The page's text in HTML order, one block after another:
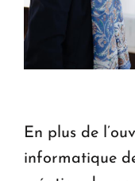
En plus de
informatique